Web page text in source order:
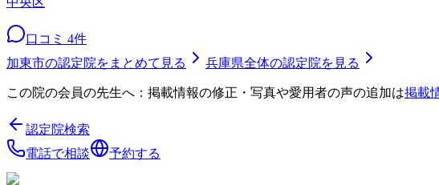
口コミ 4件
加東市の認定院をまとめて見る 兵庫県全体の認定院を見る
この院の会員の先生へ：掲載情報の修正・写真や愛用者の声の追加は掲載
認定院検索
電話で相談
予約する